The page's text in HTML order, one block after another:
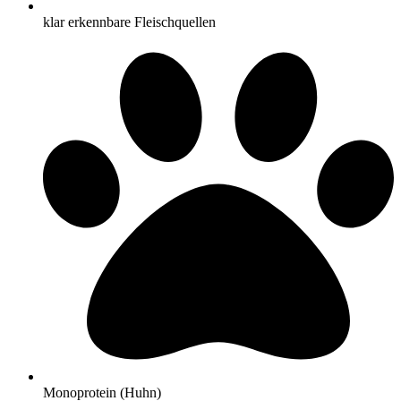
klar erkennbare Fleischquellen
Monoprotein (Huhn)